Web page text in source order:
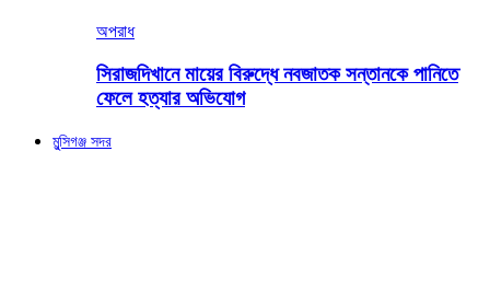
অপরাধ
সিরাজদিখানে মায়ের বিরুদ্ধে নবজাতক সন্তানকে পানিতে
ফেলে হত্যার অভিযোগ
মুন্সিগঞ্জ সদর